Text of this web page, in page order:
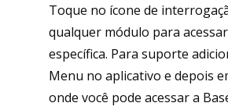
Toque no ícone de
qualquer módulo para
específica. Para suporte
Menu no aplicativo e depois
onde você pode acessar a